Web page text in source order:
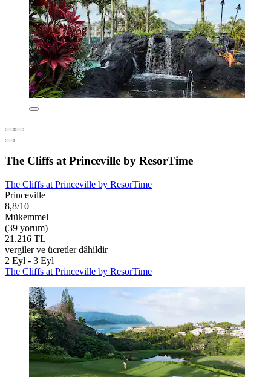
The Cliffs at Princeville by ResorTime
The Cliffs at Princeville by ResorTime
Princeville
8,8/10
Mükemmel
(39 yorum)
21.216 TL
vergiler ve ücretler dâhildir
2 Eyl - 3 Eyl
The Cliffs at Princeville by ResorTime